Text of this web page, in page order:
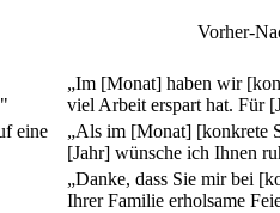
Vorher-
„Im [Monat] haben wir
viel Arbeit erspart hat. Für
eine
„Als im [Monat] [konkrete
[Jahr] wünsche ich Ihnen
„Danke, dass Sie mir bei
Ihrer Familie erholsame